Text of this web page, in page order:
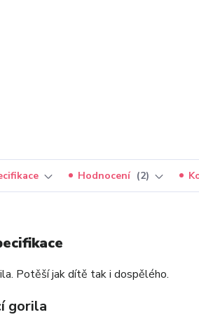
Hodnocení 2
Potěší jak dítě tak i dospělého.
gorila